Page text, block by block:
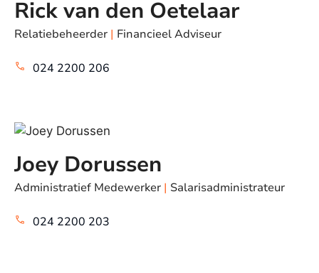
Rick van den Oetelaar
Relatiebeheerder | Financieel Adviseur
024 2200 206
Joey Dorussen
Administratief Medewerker | Salarisadministrateur
024 2200 203